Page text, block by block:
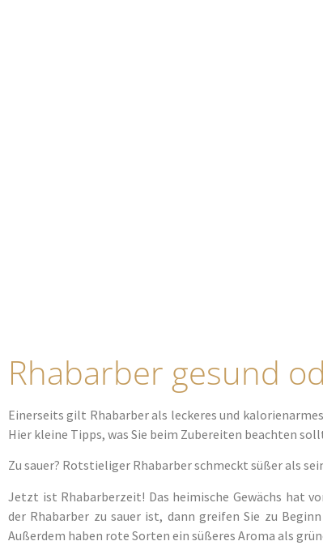
Rhabarber gesund
Einerseits gilt Rhabarber als leckeres und
Hier kleine Tipps, was Sie beim Zubereiten beachten
Zu sauer? Rotstieliger Rhabarber schmeckt süßer als
Jetzt ist Rhabarberzeit! Das heimische Gewächs hat
der Rhabarber zu sauer ist, dann greifen Sie zu
Außerdem haben rote Sorten ein süßeres Aroma als